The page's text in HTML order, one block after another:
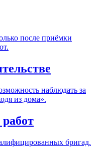
после приёмки
наблюдать за
из дома».
бригад.